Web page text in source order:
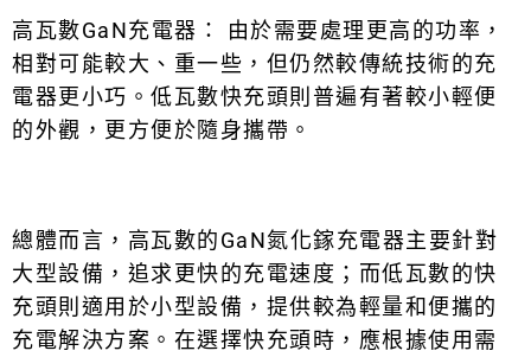
高瓦數GaN充電器 ： 由於需要處理更高的功率，
相對可能較大、重一些，但仍然較傳統技術的充
電器更小巧。低瓦數快充頭則普遍有著較小輕便
的外觀，更方便於隨身攜帶。
總體而言，高瓦數的GaN氮化鎵充電器主要針對
大型設備，追求更快的充電速度；而低瓦數的快
充頭則適用於小型設備，提供較為輕量和便攜的
充電解決方案。在選擇快充頭時，應根據使用需